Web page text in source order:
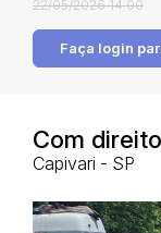
22/05/2026 14:00
Faça login
Com
Capivari - SP